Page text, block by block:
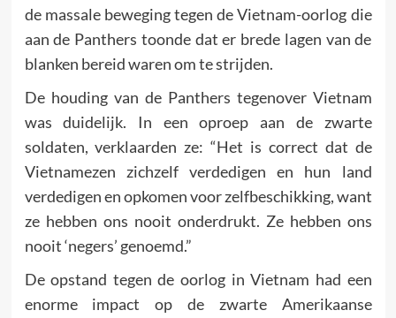
de massale beweging tegen de Vietnam-oorlog die
aan de Panthers toonde dat er brede lagen van de
blanken bereid waren om te strijden.
De houding van de Panthers tegenover Vietnam
was duidelijk. In een oproep aan de zwarte
soldaten, verklaarden ze: “Het is correct dat de
Vietnamezen zichzelf verdedigen en hun land
verdedigen en opkomen voor zelfbeschikking, want
ze hebben ons nooit onderdrukt. Ze hebben ons
nooit ‘negers’ genoemd.”
De opstand tegen de oorlog in Vietnam had een
enorme impact op de zwarte Amerikaanse